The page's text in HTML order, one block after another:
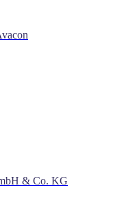
& Co. KG